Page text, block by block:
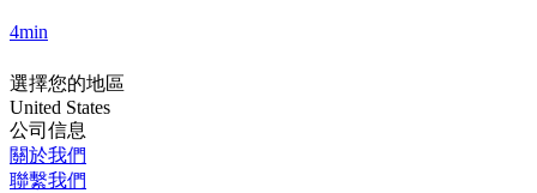
4min
選擇您的地區
United States
公司信息
關於我們
聯繫我們